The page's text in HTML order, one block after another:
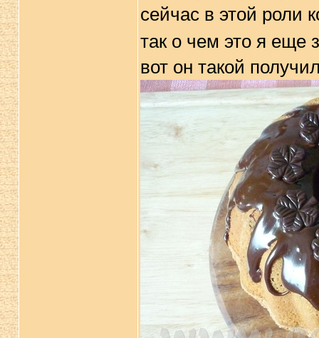
сейчас в этой роли
так о чем это я еще
вот он такой